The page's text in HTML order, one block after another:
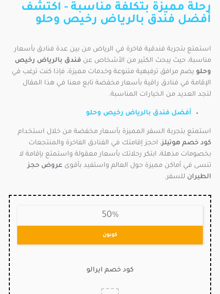
رحلة مميزة بتكلفة مناسبة - اكتشف
أفضل فندق بالرياض رخيص وحلو
استمتع بتجربة فندقية فاخرة في الرياض من بين عدة فنادق بأسعار
مناسبة، حيث يبحث الكثير من الأشخاص عن فندق بالرياض رخيص
وحلو يضم مرافق ترفيهية متنوعة وخدمات مميزة، فإذا كنت ترغب في
الإقامة في فنادق راقية بأسعار مخفضة تابع معنا في هذا المقال
لتجد العديد من الخيارات المناسبة.
أفضل فندق بالرياض رخيص وحلو
استمتع بتجربة السفر المميزة بأسعار مخفضة من خلال استخدام
كود خصم هوتيلز، احجز إقامتك في الفنادق الفاخرة والمنتجعات
بخصومات مذهلة، ابتكر رحلاتك بأسعار معقولة واستمتع بإقامة لا
تنسى في أماكن مميزة حول العالم واستفيد بأقوى عروض حجز
الطيران للسفر.
50%
كوبون
كود خصم ايرالو